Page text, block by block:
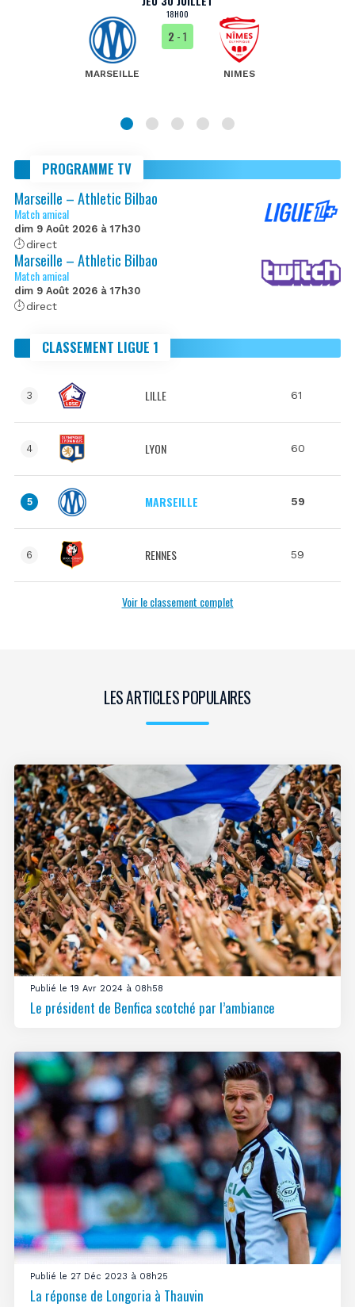
18H00
MARSEILLE
2 - 1
NIMES
PROGRAMME TV
Marseille – Athletic Bilbao
Match amical
dim 9 Août 2026 à 17h30
direct
Marseille – Athletic Bilbao
Match amical
dim 9 Août 2026 à 17h30
direct
CLASSEMENT LIGUE 1
3 LILLE 61
4 LYON 60
5 MARSEILLE 59
6 RENNES 59
Voir le classement complet
LES ARTICLES POPULAIRES
Publié le 19 Avr 2024 à 08h58
Le président de Benfica scotché par l’ambiance
Publié le 27 Déc 2023 à 08h25
La réponse de Longoria à Thauvin